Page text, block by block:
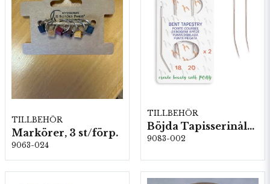
TILLBEHÖR
Markörer, 3 st/förp.
9063-024
TILLBEHÖR
Böjda Tapisserinålar, Stl: 18 & 20, 5 kartor/fp. (05823)
9083-002